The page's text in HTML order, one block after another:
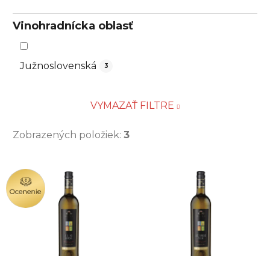
Vinohradnícka oblasť
Južnoslovenská 3
VYMAZAŤ FILTRE
Zobrazených položiek: 3
V
ý
p
OCENENIE